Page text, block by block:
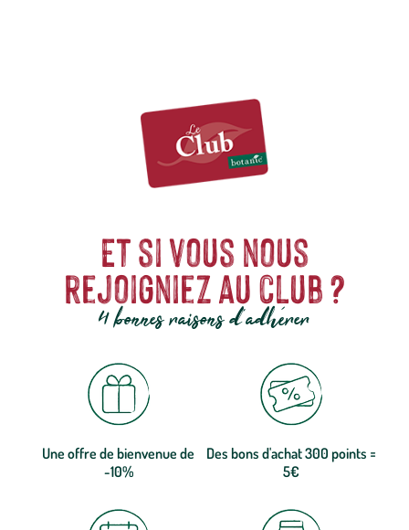
Et si vous nous
rejoigniez au club ?
4 bonnes raisons d'adhérer
Une offre de bienvenue de
-10%
Des bons d'achat 300 points =
5€